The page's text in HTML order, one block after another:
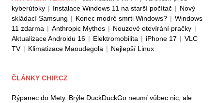
kyberútoky | Instalace Windows 11 na starší počítač | Nový
skládací Samsung | Konec modré smrti Windows? | Windows
11 zdarma | Anthropic Mythos | Nouzové otevírání pračky |
Aktualizace Androidu 16 | Elektromobilita | iPhone 17 | VLC
TV | Klimatizace Maoudegola | Nejlepší Linux
ČLÁNKY CHIP.CZ
Rýpanec do Mety. Brýle DuckDuckGo neumí vůbec nic, ale